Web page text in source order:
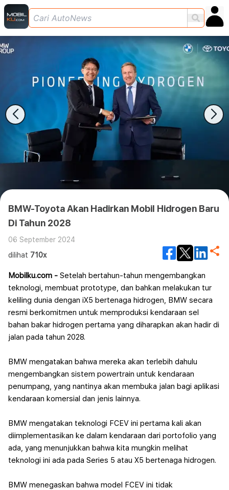
BMW-Toyota Akan Hadirkan Mobil Hidrogen Baru
Di Tahun 2028
06 September 2024
dilihat 710x
Mobilku.com - Setelah bertahun-tahun mengembangkan
teknologi, membuat prototype, dan bahkan melakukan tur
keliling dunia dengan iX5 bertenaga hidrogen, BMW secara
resmi berkomitmen untuk memproduksi kendaraan sel
bahan bakar hidrogen pertama yang diharapkan akan hadir di
jalan pada tahun 2028.
BMW mengatakan bahwa mereka akan terlebih dahulu
mengembangkan sistem powertrain untuk kendaraan
penumpang, yang nantinya akan membuka jalan bagi aplikasi
kendaraan komersial dan jenis lainnya.
BMW mengatakan teknologi FCEV ini pertama kali akan
diimplementasikan ke dalam kendaraan dari portofolio yang
ada, yang menunjukkan bahwa kita mungkin melihat
teknologi ini ada pada Series 5 atau X5 bertenaga hidrogen.
BMW menegaskan bahwa model FCEV ini tidak